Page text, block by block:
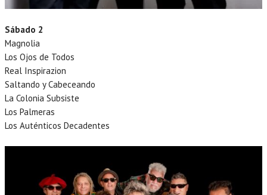
Sábado 2
Magnolia
Los Ojos de Todos
Real Inspirazion
Saltando y Cabeceando
La Colonia Subsiste
Los Palmeras
Los Auténticos Decadentes